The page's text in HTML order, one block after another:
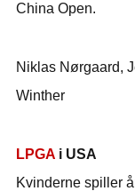
China Open.
Niklas Nørgaard,
Winther
LPGA i USA
Kvinderne spiller